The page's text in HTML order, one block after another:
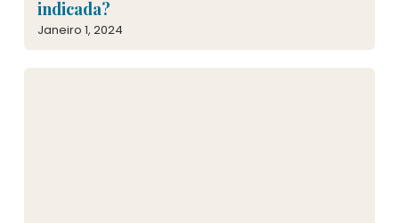
indicada?
Janeiro 1, 2024